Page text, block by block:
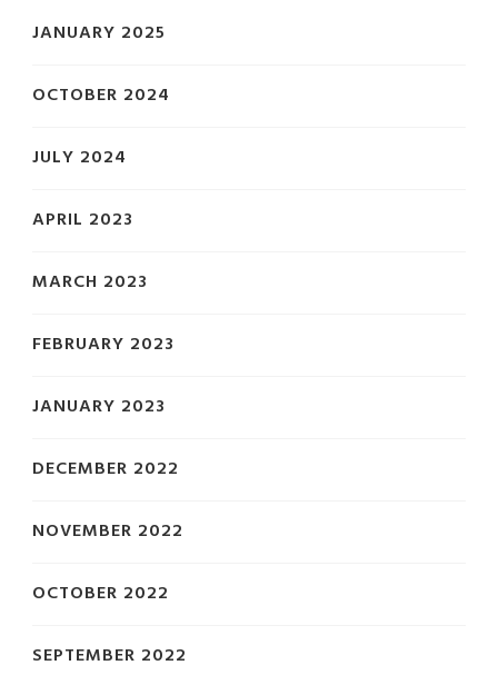
JANUARY 2025
OCTOBER 2024
JULY 2024
APRIL 2023
MARCH 2023
FEBRUARY 2023
JANUARY 2023
DECEMBER 2022
NOVEMBER 2022
OCTOBER 2022
SEPTEMBER 2022